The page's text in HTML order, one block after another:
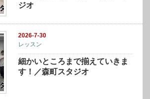
ジオ
2026-7-30
レッスン
細かいところまで揃えていきま
す！／森町スタジオ